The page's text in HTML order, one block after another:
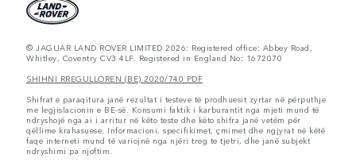
© JAGUAR LAND ROVER LIMITED 2026: Registered office: Abbey Road,
Whitley, Coventry CV3 4LF. Registered in England No: 1672070
SHIHNI RREGULLOREN (BE) 2020/740 PDF
Shifrat e paraqitura janë rezultat i testeve të prodhuesit zyrtar në përputhje
me legjislacionin e BE-së. Konsumi faktik i karburantit nga mjeti mund të
ndryshojë nga ai i arritur në këto teste dhe këto shifra janë vetëm për
qëllime krahasuese. Informacioni, specifikimet, çmimet dhe ngjyrat në këtë
faqe interneti mund të variojnë nga njëri treg te tjetri, dhe janë subjekt
ndryshimi pa njoftim.